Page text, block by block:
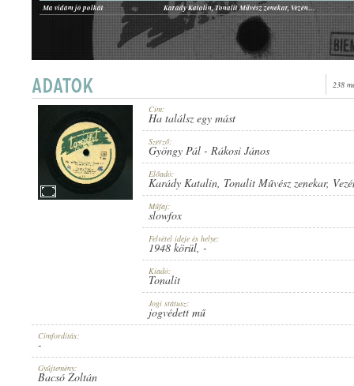
GENRE: SLOWFOX
PUBLICATION: 1948 KÖRÜL
RECORD NUMBER:
Ma vidám jó polkát
Karády Katalin, Tonalit Művész zenekar, Vezényel: Polgár Tibor
238
Cím:
Ha találsz egy mást
Szerző:
Gyöngy Pál - Rákosi János
Előadó:
Karády Katalin, Tonalit Művész zenekar,
Műfaj:
slowfox
Felvétel ideje és helye:
1948 körül, -
Kiadó:
Tonalit
Jogi státusz:
jogvédett mű
Címfordítás:
-
Gyűjtemény:
Bacsó Zoltán